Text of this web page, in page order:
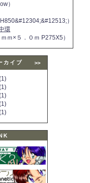
）
）
環
ｍ×５．０ｍ P275X5）
カイブ >>